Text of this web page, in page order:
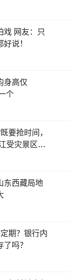
戏 网友：只
说！
身高仅
个
要抢时间，
受灾景区加
东西藏局地
期？银行内
吗？